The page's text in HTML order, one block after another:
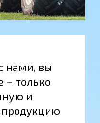
нами, вы
– только
и